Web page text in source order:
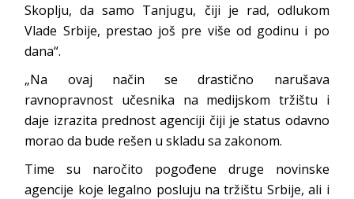
Skoplju, da samo Tanjugu, čiji je rad, odlukom
Vlade Srbije, prestao još pre više od godinu i po
dana“.
„Na ovaj način se drastično narušava
ravnopravnost učesnika na medijskom tržištu i
daje izrazita prednost agenciji čiji je status odavno
morao da bude rešen u skladu sa zakonom.
Time su naročito pogođene druge novinske
agencije koje legalno posluju na tržištu Srbije, ali i